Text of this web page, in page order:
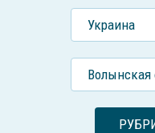
Украина
Волынская